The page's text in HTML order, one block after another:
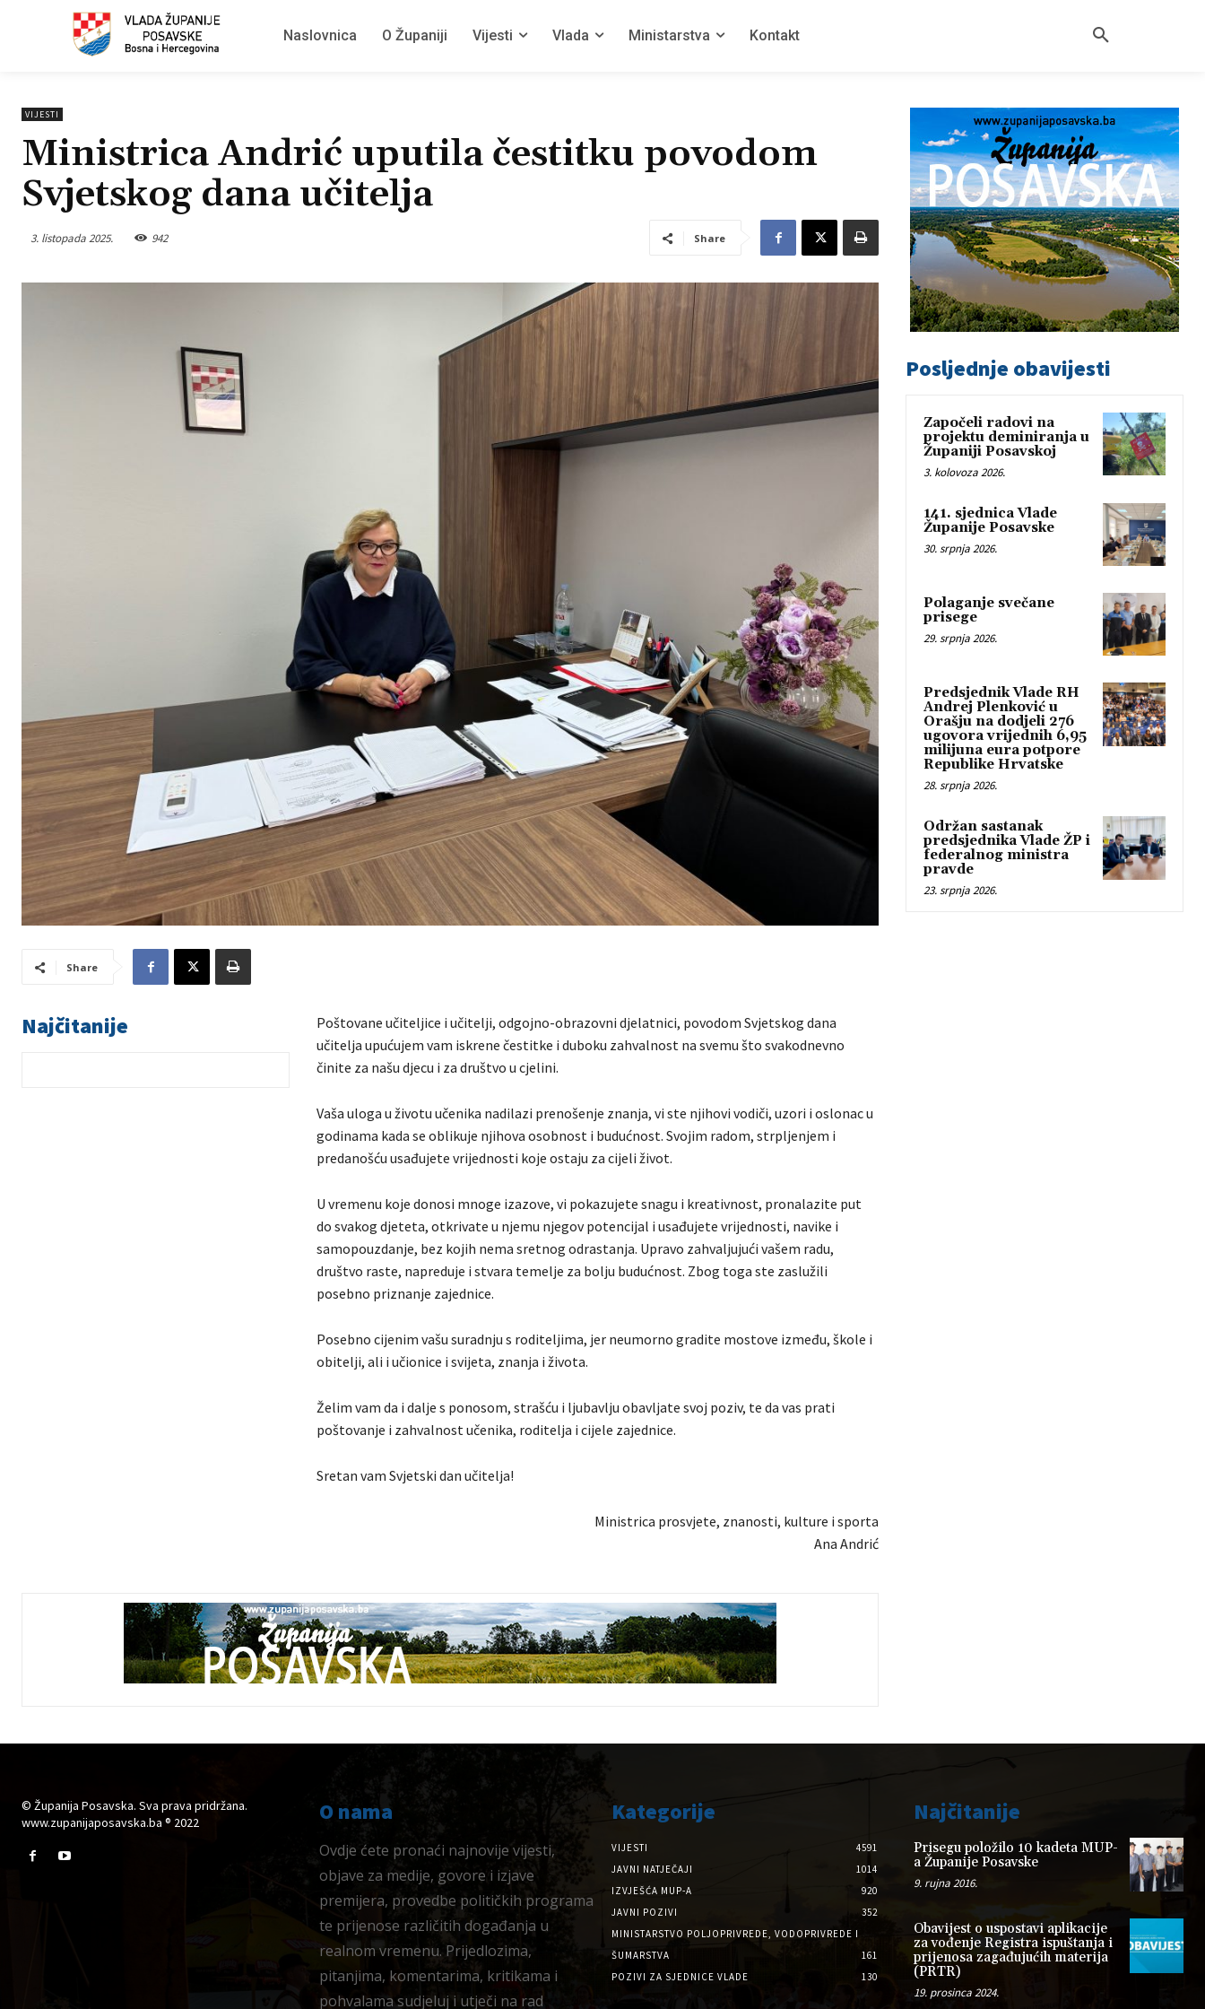
Naslovnica O Županiji Vijesti Vlada Ministarstva Kontakt
VIJESTI
Ministrica Andrić uputila čestitku povodom
Svjetskog dana učitelja
3. listopada 2025. 942 Share
Share
Najčitanije
Poštovane učiteljice i učitelji, odgojno-obrazovni djelatnici, povodom Svjetskog dana
učitelja upućujem vam iskrene čestitke i duboku zahvalnost na svemu što svakodnevno
činite za našu djecu i za društvo u cjelini.
Vaša uloga u životu učenika nadilazi prenošenje znanja, vi ste njihovi vodiči, uzori i oslonac u
godinama kada se oblikuje njihova osobnost i budućnost. Svojim radom, strpljenjem i
predanošću usađujete vrijednosti koje ostaju za cijeli život.
U vremenu koje donosi mnoge izazove, vi pokazujete snagu i kreativnost, pronalazite put
do svakog djeteta, otkrivate u njemu njegov potencijal i usađujete vrijednosti, navike i
samopouzdanje, bez kojih nema sretnog odrastanja. Upravo zahvaljujući vašem radu,
društvo raste, napreduje i stvara temelje za bolju budućnost. Zbog toga ste zaslužili
posebno priznanje zajednice.
Posebno cijenim vašu suradnju s roditeljima, jer neumorno gradite mostove između, škole i
obitelji, ali i učionice i svijeta, znanja i života.
Želim vam da i dalje s ponosom, strašću i ljubavlju obavljate svoj poziv, te da vas prati
poštovanje i zahvalnost učenika, roditelja i cijele zajednice.
Sretan vam Svjetski dan učitelja!
Ministrica prosvjete, znanosti, kulture i sporta
Ana Andrić
Posljednje obavijesti
Započeli radovi na
projektu deminiranja u
Županiji Posavskoj
3. kolovoza 2026.
141. sjednica Vlade
Županije Posavske
30. srpnja 2026.
Polaganje svečane
prisege
29. srpnja 2026.
Predsjednik Vlade RH
Andrej Plenković u
Orašju na dodjeli 276
ugovora vrijednih 6,95
milijuna eura potpore
Republike Hrvatske
28. srpnja 2026.
Održan sastanak
predsjednika Vlade ŽP i
federalnog ministra
pravde
23. srpnja 2026.
© Županija Posavska. Sva prava pridržana.
www.zupanijaposavska.ba ® 2022
O nama
Ovdje ćete pronaći najnovije vijesti,
objave za medije, govore i izjave
premijera, provedbe političkih programa
te prijenose različitih događanja u
realnom vremenu. Prijedlozima,
pitanjima, komentarima, kritikama i
pohvalama sudjeluj i utječi na rad
Kategorije
VIJESTI
4591
JAVNI NATJEČAJI
1014
IZVJEŠĆA MUP-A
920
JAVNI POZIVI
352
MINISTARSTVO POLJOPRIVREDE, VODOPRIVREDE I
ŠUMARSTVA
161
POZIVI ZA SJEDNICE VLADE
130
Najčitanije
Prisegu položilo 10 kadeta MUP-
a Županije Posavske
9. rujna 2016.
Obavijest o uspostavi aplikacije
za vođenje Registra ispuštanja i
prijenosa zagađujućih materija
(PRTR)
19. prosinca 2024.